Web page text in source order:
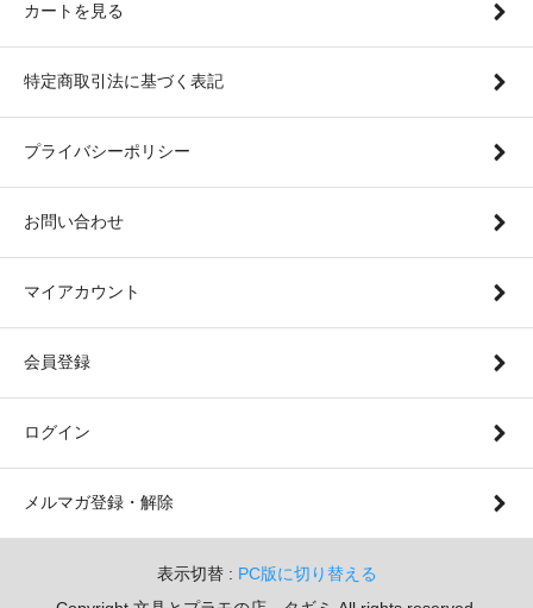
カートを見る
特定商取引法に基づく表記
プライバシーポリシー
お問い合わせ
マイアカウント
会員登録
ログイン
メルマガ登録・解除
表示切替 : PC版に切り替える